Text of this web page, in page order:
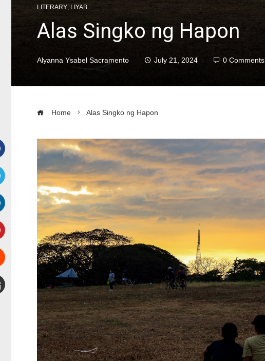
LITERARY, LIYAB
Alas Singko ng Hapon
Alyanna Ysabel Sacramento July 21, 2024 0 Comments
Home Alas Singko ng Hapon